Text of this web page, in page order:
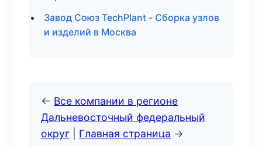
Завод Союз TechPlant - Сборка узлов
и изделий в Москва
← Все компании в регионе
Дальневосточный федеральный
округ
Главная страница →